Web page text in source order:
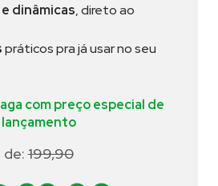
dinâmicas, direto ao
práticos pra já usar no seu
com preço especial de
lançamento
de:199,90